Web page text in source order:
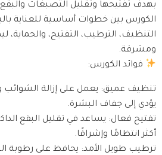
بهدف تفتيحها وتقليل التصبغات والبقع
الكورس بين خطوات أساسية للعناية
التنظيف، الترطيب، التفتيح،
ومشرقة.
فوائد الكورس:
تنظيف عميق: يعمل على إزالة الشوائب
يؤدي إلى جفاف البشرة.
تفتيح فعال: يساعد في تقليل البقع
أكثر انتظامًا وإشراقًا.
ترطيب طويل الأمد: يحافظ على رطوبة